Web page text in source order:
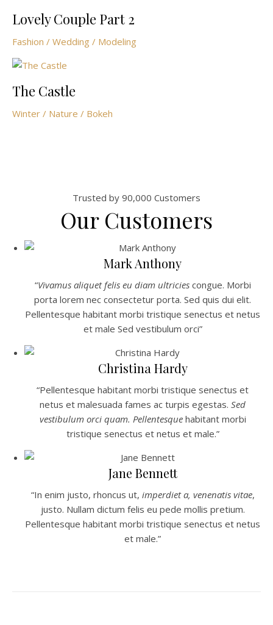
Lovely Couple Part 2
Fashion / Wedding / Modeling
The Castle
Winter / Nature / Bokeh
Trusted by 90,000 Customers
Our Customers
Mark Anthony
“Vivamus aliquet felis eu diam ultriciescongue. Morbi
porta lorem nec consectetur porta. Sed quis dui elit.
Pellentesque habitant morbi tristique senectus et netus
et male Sed vestibulum orci”
Christina Hardy
“Pellentesque habitant morbi tristique senectus et
netus et malesuada fames ac turpis egestas. Sed
vestibulum orci quam. Pellentesquehabitant morbi
tristique senectus et netus et male.”
Jane Bennett
“In enim justo, rhoncus ut, imperdiet a, venenatis vitae,
justo. Nullam dictum felis eu pede mollis pretium.
Pellentesque habitant morbi tristique senectus et netus
et male.”